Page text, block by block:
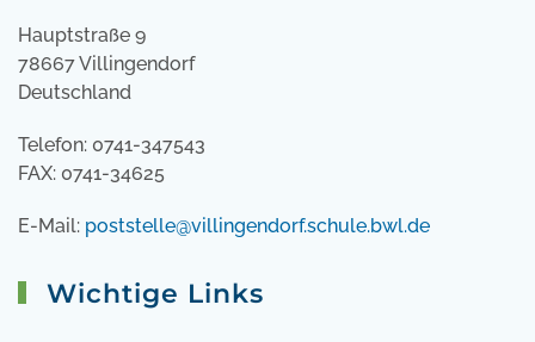
Hauptstraße 9
78667 Villingendorf
Deutschland
Telefon: 0741-347543
FAX: 0741-34625
E-Mail: poststelle@villingendorf.schule.bwl.de
Wichtige Links